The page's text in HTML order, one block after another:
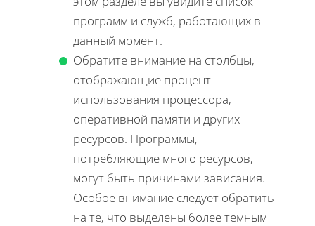
программ и служб, работающих в
данный момент.
Обратите внимание на столбцы,
отображающие процент
использования процессора,
оперативной памяти и других
ресурсов. Программы,
потребляющие много ресурсов,
могут быть причинами зависания.
Особое внимание следует обратить
на те, что выделены более темным